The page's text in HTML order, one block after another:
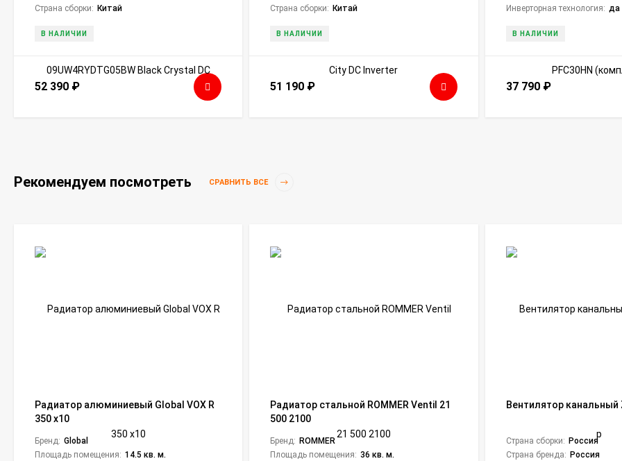
Страна сборки: Китай
В НАЛИЧИИ
52 390 ₽
Страна сборки: Китай
В НАЛИЧИИ
51 190 ₽
Инверторная технология: да
В НАЛИЧИИ
37 790 ₽
Рекомендуем посмотреть СРАВНИТЬ ВСЕ
Радиатор алюминиевый Global VOX R
350 х10
Бренд: Global
Площадь помещения: 14.5 кв. м.
Радиатор стальной ROMMER Ventil 21
500 2100
Бренд: ROMMER
Площадь помещения: 36 кв. м.
Вентилятор канальный
Страна сборки: Россия
Страна бренда: Россия